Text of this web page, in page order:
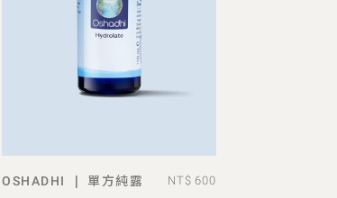
ADD TO BAG
OSHADHI | 單方純露 NT$ 600